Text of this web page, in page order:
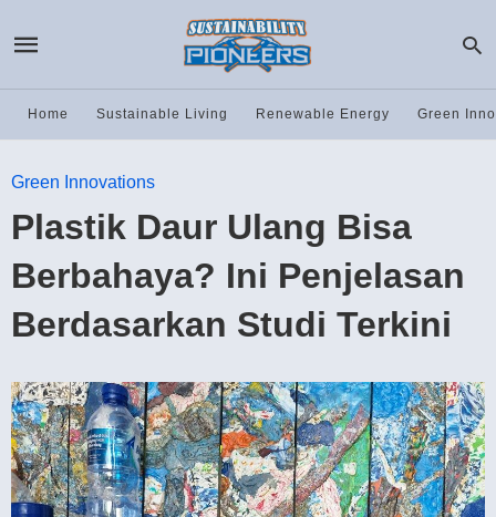
Home Sustainable Living Renewable Energy Green
Green Innovations
Plastik Daur Ulang Bisa
Berbahaya? Ini Penjelasan
Berdasarkan Studi Terkini